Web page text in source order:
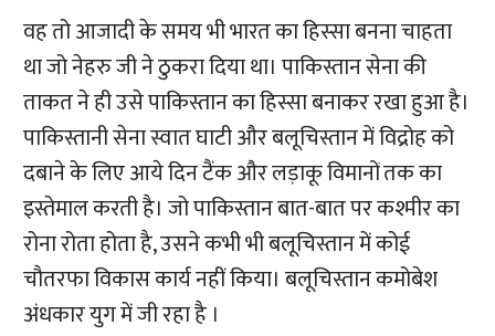
वह तो आजादी के समय भी भारत का हिस्सा बनना चाहता
था जो नेहरु जी ने ठुकरा दिया था। पाकिस्तान सेना की
ताकत ने ही उसे पाकिस्तान का हिस्सा बनाकर रखा हुआ है।
पाकिस्तानी सेना स्वात घाटी और बलूचिस्तान में विद्रोह को
दबाने के लिए आये दिन टैंक और लड़ाकू विमानों तक का
इस्तेमाल करती है। जो पाकिस्तान बात-बात पर कश्मीर का
रोना रोता होता है, उसने कभी भी बलूचिस्तान में कोई
चौतरफा विकास कार्य नहीं किया। बलूचिस्तान कमोबेश
अंधकार युग में जी रहा है ।